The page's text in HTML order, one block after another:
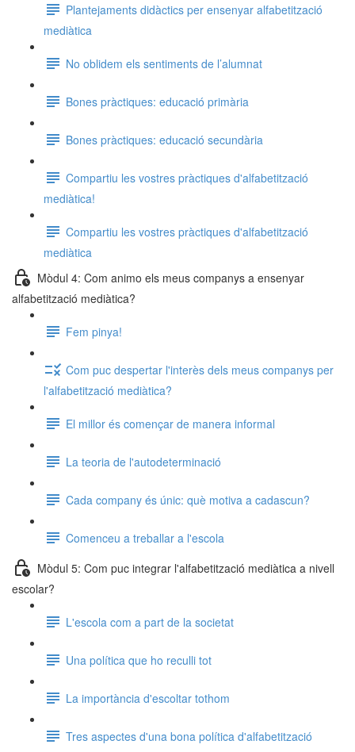
Plantejaments didàctics per ensenyar alfabetització
mediàtica
No oblidem els sentiments de l’alumnat
Bones pràctiques: educació primària
Bones pràctiques: educació secundària
Compartiu les vostres pràctiques d'alfabetització
mediàtica!
Compartiu les vostres pràctiques d'alfabetització
mediàtica
Mòdul 4: Com animo els meus companys a ensenyar
alfabetització mediàtica?
Fem pinya!
Com puc despertar l'interès dels meus companys per
l'alfabetització mediàtica?
El millor és començar de manera informal
La teoria de l'autodeterminació
Cada company és únic: què motiva a cadascun?
Comenceu a treballar a l'escola
Mòdul 5: Com puc integrar l'alfabetització mediàtica a nivell
escolar?
L'escola com a part de la societat
Una política que ho reculli tot
La importància d'escoltar tothom
Tres aspectes d'una bona política d'alfabetització